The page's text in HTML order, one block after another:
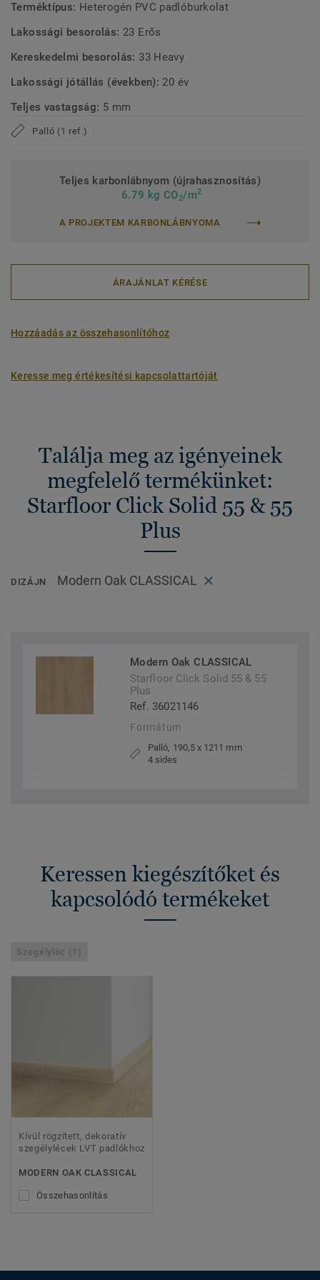
Terméktípus: Heterogén PVC padlóburkolat
Lakossági besorolás: 23 Erős
Kereskedelmi besorolás: 33 Heavy
Lakossági jótállás (években): 20 év
Teljes vastagság: 5 mm
Palló (1 ref.)
Teljes karbonlábnyom (újrahasznosítás)
6.79 kg CO2/m2
A PROJEKTEM KARBONLÁBNYOMA
ÁRAJÁNLAT KÉRÉSE
Hozzáadás az összehasonlítóhoz
Keresse meg értékesítési kapcsolattartóját
Találja meg az igényeinek
megfelelő termékünket:
Starfloor Click Solid 55 & 55
Plus
DIZÁJN Modern Oak CLASSICAL
Modern Oak CLASSICAL
Starfloor Click Solid 55 & 55
Plus
Ref. 36021146
Formátum
Palló, 190,5 x 1211 mm
4 sides
Keressen kiegészítőket és
kapcsolódó termékeket
Szegélyléc (1)
Kívül rögzített, dekoratív
szegélylécek LVT padlókhoz
MODERN OAK CLASSICAL
Összehasonlítás